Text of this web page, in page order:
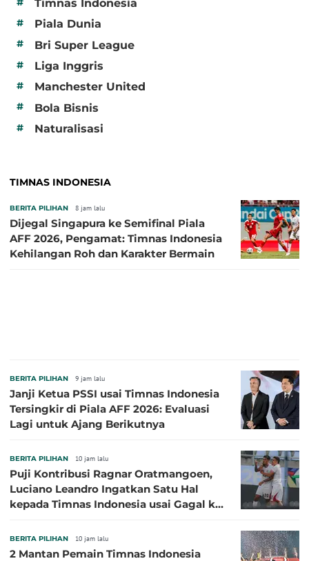
Timnas Indonesia
# Piala Dunia
# Bri Super League
# Liga Inggris
# Manchester United
# Bola Bisnis
# Naturalisasi
TIMNAS INDONESIA
BERITA PILIHAN 8 jam lalu
Dijegal Singapura ke Semifinal Piala
AFF 2026, Pengamat: Timnas Indonesia
Kehilangan Roh dan Karakter Bermain
BERITA PILIHAN 9 jam lalu
Janji Ketua PSSI usai Timnas Indonesia
Tersingkir di Piala AFF 2026: Evaluasi
Lagi untuk Ajang Berikutnya
BERITA PILIHAN 10 jam lalu
Puji Kontribusi Ragnar Oratmangoen,
Luciano Leandro Ingatkan Satu Hal
kepada Timnas Indonesia usai Gagal ke
BERITA PILIHAN 10 jam lalu
2 Mantan Pemain Timnas Indonesia